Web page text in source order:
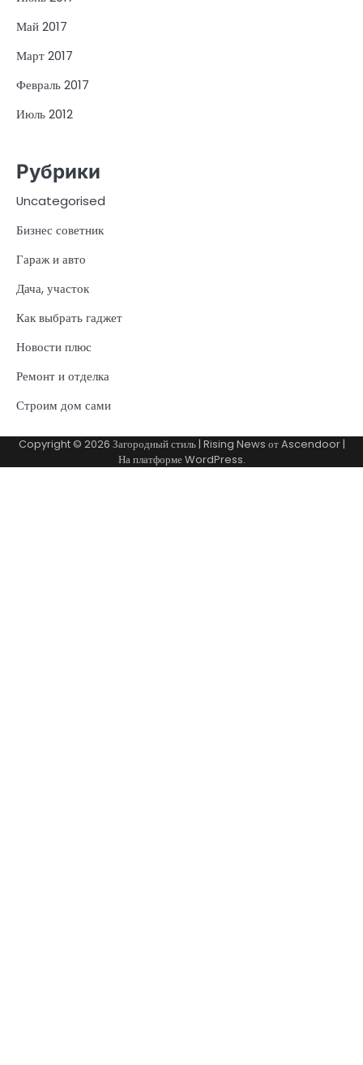
Май 2017
Март 2017
Февраль 2017
Июль 2012
Рубрики
Uncategorised
Бизнес советник
Гараж и авто
Дача, участок
Как выбрать гаджет
Новости плюс
Ремонт и отделка
Строим дом сами
Copyright © 2026 Загородный стиль| Rising News отAscendoor|
На платформеWordPress.